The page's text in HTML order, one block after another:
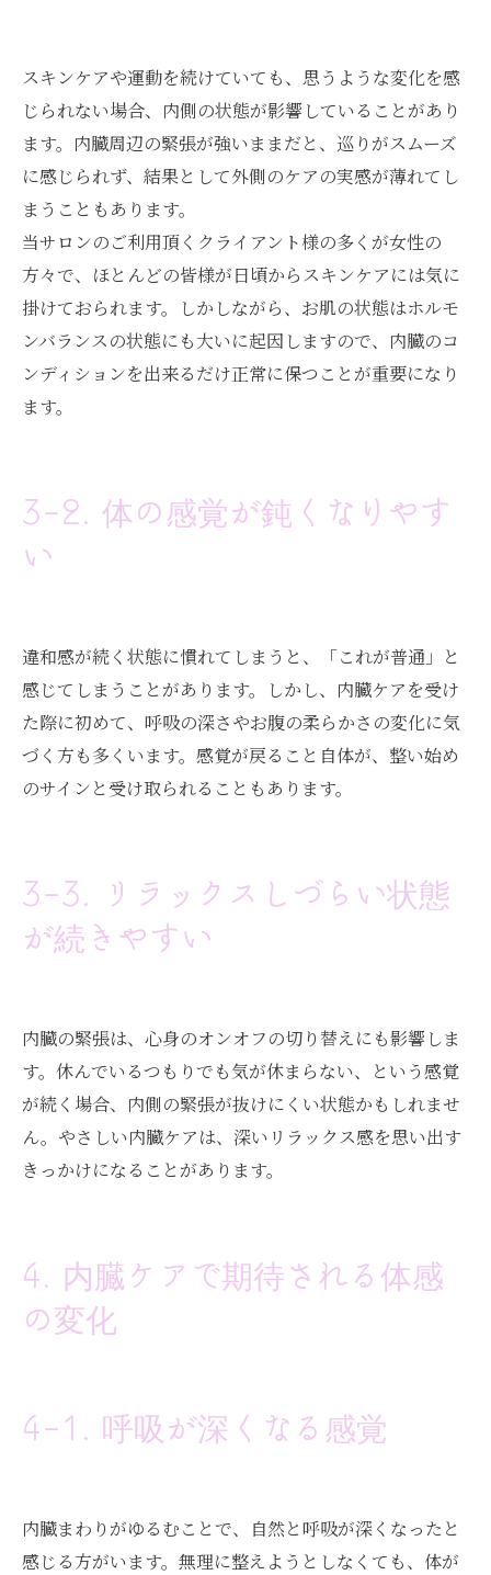
スキンケアや運動を続けていても、思うような変化を感
じられない場合、内側の状態が影響していることがあり
ます。内臓周辺の緊張が強いままだと、巡りがスムーズ
に感じられず、結果として外側のケアの実感が薄れてし
まうこともあります。
当サロンのご利用頂くクライアント様の多くが女性の
方々で、ほとんどの皆様が日頃からスキンケアには気に
掛けておられます。しかしながら、お肌の状態はホルモ
ンバランスの状態にも大いに起因しますので、内臓のコ
ンディションを出来るだけ正常に保つことが重要になり
ます。
3-2. 体の感覚が鈍くなりやす
い
違和感が続く状態に慣れてしまうと、「これが普通」と
感じてしまうことがあります。しかし、内臓ケアを受け
た際に初めて、呼吸の深さやお腹の柔らかさの変化に気
づく方も多くいます。感覚が戻ること自体が、整い始め
のサインと受け取られることもあります。
3-3. リラックスしづらい状態
が続きやすい
内臓の緊張は、心身のオンオフの切り替えにも影響しま
す。休んでいるつもりでも気が休まらない、という感覚
が続く場合、内側の緊張が抜けにくい状態かもしれませ
ん。やさしい内臓ケアは、深いリラックス感を思い出す
きっかけになることがあります。
4. 内臓ケアで期待される体感
の変化
4-1. 呼吸が深くなる感覚
内臓まわりがゆるむことで、自然と呼吸が深くなったと
感じる方がいます。無理に整えようとしなくても、体が